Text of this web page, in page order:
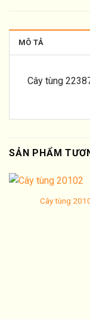
MÔ TẢ
Cây tùng
SẢN PHẨM
Cây tùng